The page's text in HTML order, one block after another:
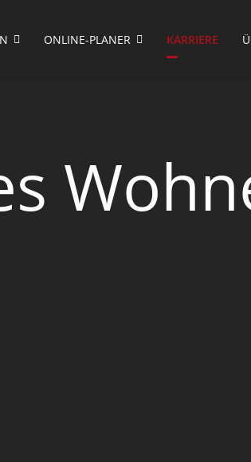
ONLINE-PLANER KARRIERE